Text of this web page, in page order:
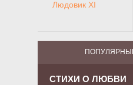
Людовик XI
СТИХИ О ЛЮБВИ